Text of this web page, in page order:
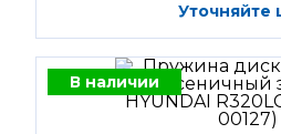
Уточняйте
В наличии